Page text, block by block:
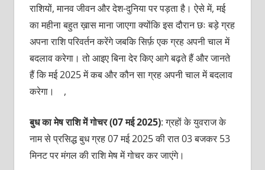
राशियों, मानव जीवन और देश-दुनिया पर पड़ता है। ऐसे में, मई
का महीना बहुत ख़ास माना जाएगा क्योंकि इस दौरान छः बड़े ग्रह
अपना राशि परिवर्तन करेंगे जबकि सिर्फ़ एक ग्रह अपनी चाल में
बदलाव करेगा। तो आइए बिना देर किए आगे बढ़ते हैं और जानते
हैं कि मई 2025 में कब और कौन सा ग्रह अपनी चाल में बदलाव
करेगा। ,
बुध का मेष राशि में गोचर (07 मई 2025): ग्रहों के युवराज के
नाम से प्रसिद्ध बुध ग्रह 07 मई 2025 की रात 03 बजकर 53
मिनट पर मंगल की राशि मेष में गोचर कर जाएंगे।